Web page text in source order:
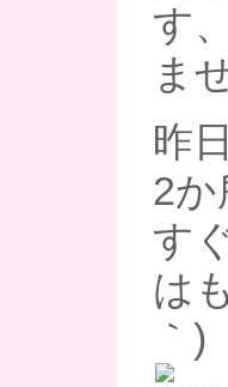
す
ま
昨
2か
す
は
｀)